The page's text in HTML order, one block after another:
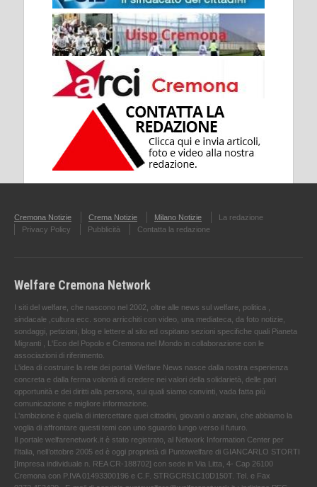
Cremona Notizie Crema Notizie Milano Notizie
La redazione
Privacy Policy
Pubblicità Contatta la redazione
Welfare Cremona Network
I siti del welfare, che nascono nel 2002, oltre alle news sul welfare, politica ,
sindacale ,cultura ecc. sono arricchiti con video, una mediateca, da foto notizie,
sondaggi, petizioni, blog e lettere al sito ed ospitano sezioni specifiche quali Pianeta
Migranti , L'Eco del Popolo e Cremona nel Mondo in collaborazione con le
associazioni di riferimento.
L'idea di costruire la rete dei portali Welfare News nasce dalla nostra esperienza
concreta e dalla ferma volontà di credere nei valori della solidarietà, delle pari
opportunità e dei diritti alla persona, sui quali siamo convinti, vada fatta più
comunicazione e migliore informazione.
L'ambizione è quella di intercettare quei cittadini, giovani o anziani, che abbiamo la
voglia di affrontare questi temi con uno sguardo lungo verso il futuro.
Il portale welfarenetwork.it è stato registrato, al Network Information Center per
l'Italia, nell’ottobre 2005 ed è oggi proprietà di Puntowelfare di GIANCARLO STORTI
[Impresa individuale n. REA CR-188702] con sede in Via Litta, 4- Cap 26100
Cremona con P.IVA 01493300196 e C.F. STRGCR51C10D150T. Tel. e Fax